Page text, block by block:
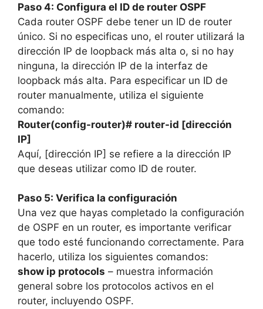
Paso 4: Configura el ID de router OSPF
Cada router OSPF debe tener un ID de router
único. Si no especificas uno, el router utilizará la
dirección IP de loopback más alta o, si no hay
ninguna, la dirección IP de la interfaz de
loopback más alta. Para especificar un ID de
router manualmente, utiliza el siguiente
comando:
Router(config-router)# router-id [dirección
IP]
Aquí, [dirección IP] se refiere a la dirección IP
que deseas utilizar como ID de router.
Paso 5: Verifica la configuración
Una vez que hayas completado la configuración
de OSPF en un router, es importante verificar
que todo esté funcionando correctamente. Para
hacerlo, utiliza los siguientes comandos:
show ip protocols – muestra información
general sobre los protocolos activos en el
router, incluyendo OSPF.